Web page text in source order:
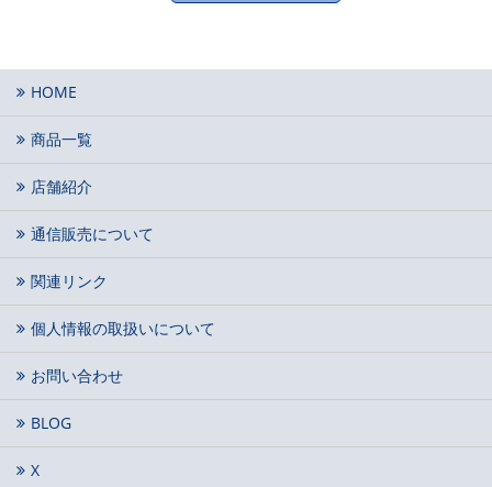
HOME
商品一覧
店舗紹介
通信販売について
関連リンク
個人情報の取扱いについて
お問い合わせ
BLOG
X